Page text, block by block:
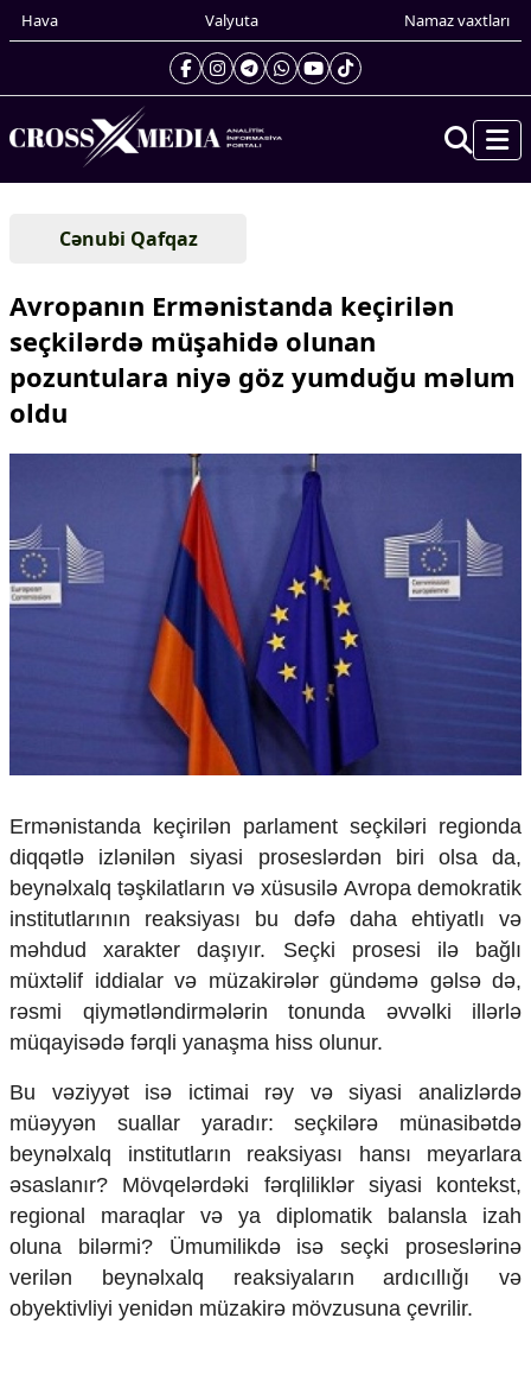
Hava Valyuta Namaz vaxtları
Gündəm
Xarici xəbərlər
Cənubi Qafqaz
Türk Dünyası
Yaxın Şərq
Avropa
Amerika
Çarpaz baxış
Təhlil
Siyasi
Video
İnfoqrafika
Podcast
Humanitar
Elm və təhsil
Mədəniyyət
Diaspor
Yüksəliş hekayəsi
Mədəniyyətimizin Zəfəri
Zəfər Diasporu
Səhiyyə
Ailə və uşaq
Turizm
İqtisadiyyat
İqtisadi xəbərlər
Energetika
Neft-qaz
Cənubi Qafqaz
Avropanın Ermənistanda keçirilən
seçkilərdə müşahidə olunan
pozuntulara niyə göz yumduğu məlum
oldu
Ermənistanda keçirilən parlament seçkiləri regionda
diqqətlə izlənilən siyasi proseslərdən biri olsa da,
beynəlxalq təşkilatların və xüsusilə Avropa demokratik
institutlarının reaksiyası bu dəfə daha ehtiyatlı və
məhdud xarakter daşıyır. Seçki prosesi ilə bağlı
müxtəlif iddialar və müzakirələr gündəmə gəlsə də,
rəsmi qiymətləndirmələrin tonunda əvvəlki illərlə
müqayisədə fərqli yanaşma hiss olunur.
Bu vəziyyət isə ictimai rəy və siyasi analizlərdə
müəyyən suallar yaradır: seçkilərə münasibətdə
beynəlxalq institutların reaksiyası hansı meyarlara
əsaslanır? Mövqelərdəki fərqliliklər siyasi kontekst,
regional maraqlar və ya diplomatik balansla izah
oluna bilərmi? Ümumilikdə isə seçki proseslərinə
verilən beynəlxalq reaksiyaların ardıcıllığı və
obyektivliyi yenidən müzakirə mövzusuna çevrilir.